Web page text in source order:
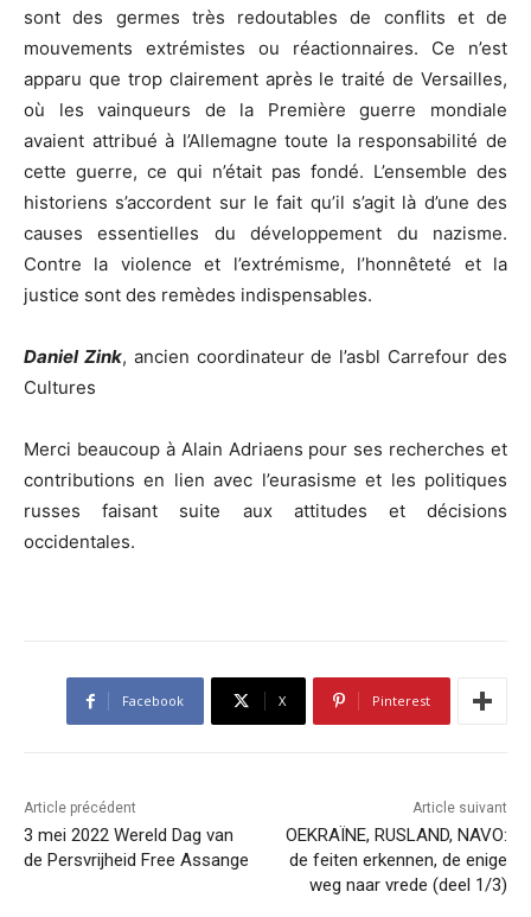
sont des germes très redoutables de conflits et de
mouvements extrémistes ou réactionnaires. Ce n’est
apparu que trop clairement après le traité de Versailles,
où les vainqueurs de la Première guerre mondiale
avaient attribué à l’Allemagne toute la responsabilité de
cette guerre, ce qui n’était pas fondé. L’ensemble des
historiens s’accordent sur le fait qu’il s’agit là d’une des
causes essentielles du développement du nazisme.
Contre la violence et l’extrémisme, l’honnêteté et la
justice sont des remèdes indispensables.
Daniel Zink, ancien coordinateur de l’asbl Carrefour des
Cultures
Merci beaucoup à Alain Adriaens pour ses recherches et
contributions en lien avec l’eurasisme et les politiques
russes faisant suite aux attitudes et décisions
occidentales.
Facebook X Pinterest
Article précédent
3 mei 2022 Wereld Dag van
de Persvrijheid Free Assange
Article suivant
OEKRAÏNE, RUSLAND, NAVO:
de feiten erkennen, de enige
weg naar vrede (deel 1/3)